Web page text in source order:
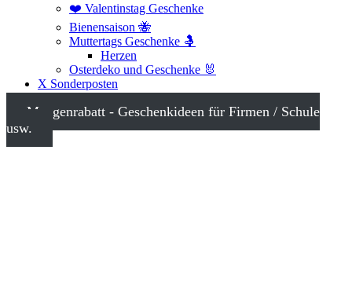
❤️ Valentinstag Geschenke
Bienensaison 🐝
Muttertags Geschenke 🤱
Herzen
Osterdeko und Geschenke 🐰
X Sonderposten
Mengenrabatt - Geschenkideen für Firmen / Schule
usw.